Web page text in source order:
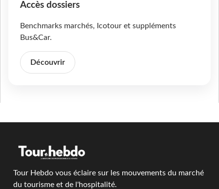
Accès dossiers
Benchmarks marchés, Icotour et suppléments
Bus&Car.
Découvrir
Tour Hebdo vous éclaire sur les mouvements du marché
du tourisme et de l'hospitalité.